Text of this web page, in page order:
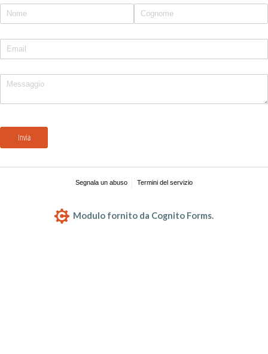
Nome*
(richiesto)
Posta elettronica
messaggio*
(richiesto)
Invia
Segnala un abuso Termini del servizio
Modulo fornito da Cognito Forms.